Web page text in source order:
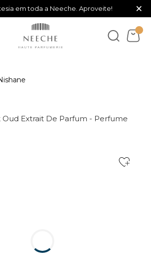
em toda a Neeche. Aproveite! ×
Oud Extrait De Parfum - Perfume